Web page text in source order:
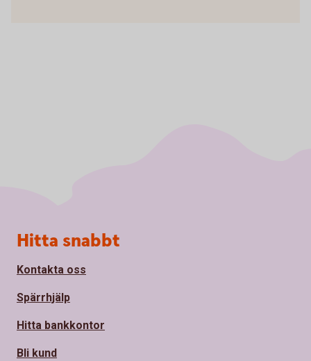
Sidfot
Hitta snabbt
Kontakta oss
Spärrhjälp
Hitta bankkontor
Bli kund